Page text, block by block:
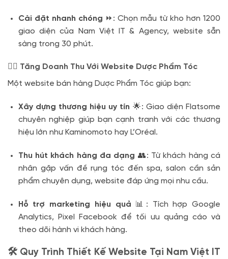
Cài đặt nhanh chóng ⏩: Chọn mẫu từ kho hơn 1200
giao diện của Nam Việt IT & Agency, website sẵn
sàng trong 30 phút.
💇‍♂️ Tăng Doanh Thu Với Website Dược Phẩm Tóc
Một website bán hàng Dược Phẩm Tóc giúp bạn:
Xây dựng thương hiệu uy tín 🌟: Giao diện Flatsome
chuyên nghiệp giúp bạn cạnh tranh với các thương
hiệu lớn như Kaminomoto hay L’Oréal.
Thu hút khách hàng đa dạng 👥: Từ khách hàng cá
nhân gặp vấn đề rụng tóc đến spa, salon cần sản
phẩm chuyên dụng, website đáp ứng mọi nhu cầu.
Hỗ trợ marketing hiệu quả 📊: Tích hợp Google
Analytics, Pixel Facebook để tối ưu quảng cáo và
theo dõi hành vi khách hàng.
🛠️ Quy Trình Thiết Kế Website Tại Nam Việt IT